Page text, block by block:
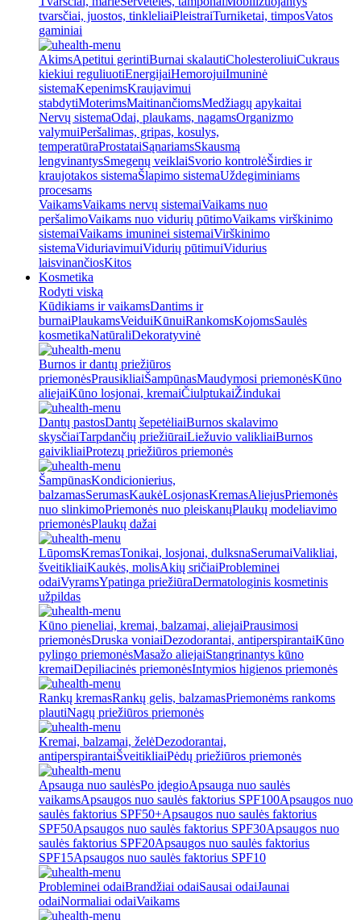
tvarsčiai, juostos, tinkleliaiPleistraiTurniketai, timposVatos
gaminiai
AkimsApetitui gerintiBurnai skalautiCholesteroliuiCukraus
kiekiui reguliuotiEnergijaiHemorojuiImuninė
sistemaKepenimsKraujavimui
stabdytiMoterimsMaitinančiomsMedžiagų apykaitai
Nervų sistemaOdai, plaukams, nagamsOrganizmo
valymuiPeršalimas, gripas, kosulys,
temperatūraProstataiSąnariamsSkausmą
lengvinantysSmegenų veiklaiSvorio kontrolėŠirdies ir
kraujotakos sistemaŠlapimo sistemaUždegiminiams
procesams
VaikamsVaikams nervų sistemaiVaikams nuo
peršalimoVaikams nuo vidurių pūtimoVaikams virškinimo
sistemaiVaikams imuninei sistemaiVirškinimo
sistemaViduriavimuiVidurių pūtimuiVidurius
laisvinančiosKitos
Kosmetika
Rodyti viską
Kūdikiams ir vaikamsDantims ir
burnaiPlaukamsVeiduiKūnuiRankomsKojomsSaulės
kosmetikaNatūraliDekoratyvinė
Burnos ir dantų priežiūros
priemonėsPrausikliaiŠampūnasMaudymosi priemonėsKūno
aliejaiKūno losjonai, kremaiČiulptukaiŽindukai
Dantų pastosDantų šepetėliaiBurnos skalavimo
skysčiaiTarpdančių priežiūraiLiežuvio valikliaiBurnos
gaivikliaiProtezų priežiūros priemonės
ŠampūnasKondicionierius,
balzamasSerumasKaukėLosjonasKremasAliejusPriemonės
nuo slinkimoPriemonės nuo pleiskanųPlaukų modeliavimo
priemonėsPlaukų dažai
LūpomsKremasTonikai, losjonai, dulksnaSerumaiValikliai,
šveitikliaiKaukės, molisAkių sričiaiProbleminei
odaiVyramsYpatinga priežiūraDermatologinis kosmetinis
užpildas
Kūno pieneliai, kremai, balzamai, aliejaiPrausimosi
priemonėsDruska voniaiDezodorantai, antiperspirantaiKūno
pylingo priemonėsMasažo aliejaiStangrinantys kūno
kremaiDepiliacinės priemonėsIntymios higienos priemonės
Rankų kremasRankų gelis, balzamasPriemonėms rankoms
plautiNagų priežiūros priemonės
Kremai, balzamai, želėDezodorantai,
antiperspirantaiŠveitikliaiPėdų priežiūros priemonės
Apsauga nuo saulėsPo įdegioApsauga nuo saulės
vaikamsApsaugos nuo saulės faktorius SPF100Apsaugos nuo
saulės faktorius SPF50+Apsaugos nuo saulės faktorius
SPF50Apsaugos nuo saulės faktorius SPF30Apsaugos nuo
saulės faktorius SPF20Apsaugos nuo saulės faktorius
SPF15Apsaugos nuo saulės faktorius SPF10
Probleminei odaiBrandžiai odaiSausai odaiJaunai
odaiNormaliai odaiVaikams